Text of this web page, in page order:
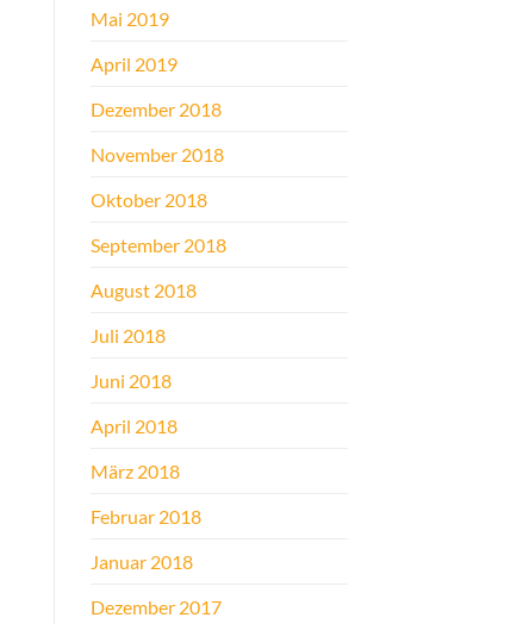
Mai 2019
April 2019
Dezember 2018
November 2018
Oktober 2018
September 2018
August 2018
Juli 2018
Juni 2018
April 2018
März 2018
Februar 2018
Januar 2018
Dezember 2017